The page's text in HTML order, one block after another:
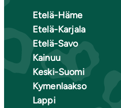
Etelä-Häme
Etelä-Karjala
Etelä-Savo
Kainuu
Keski-Suomi
Kymenlaakso
Lappi